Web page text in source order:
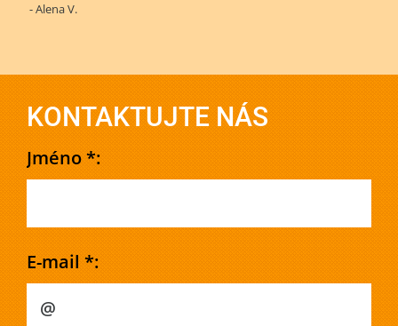
- Alena V.
KONTAKTUJTE NÁS
Jméno *:
E-mail *: